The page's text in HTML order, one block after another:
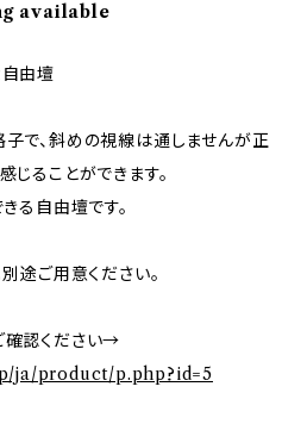
available
由壇
で、斜めの視線は通しませんが正
ることができます。
る自由壇です。
途ご用意ください。
認ください→
ja/product/p.php?id=5